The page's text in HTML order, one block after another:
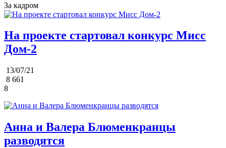
За кадром
На проекте стартовал конкурс Мисс
Дом-2
13/07/21
8 661
8
Анна и Валера Блюменкранцы
разводятся